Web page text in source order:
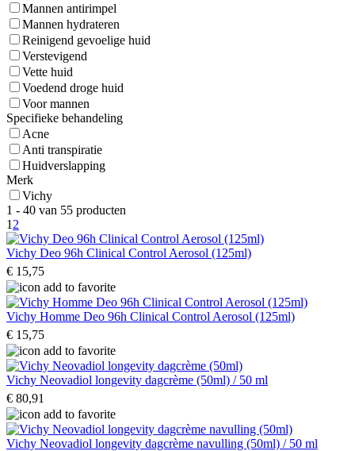
Mannen antirimpel
Mannen hydrateren
Reinigend gevoelige huid
Verstevigend
Vette huid
Voedend droge huid
Voor mannen
Specifieke behandeling
Acne
Anti transpiratie
Huidverslapping
Merk
Vichy
1 - 40 van 55 producten
1 2
Vichy Deo 96h Clinical Control Aerosol (125ml)
€ 15,75
Vichy Homme Deo 96h Clinical Control Aerosol (125ml)
€ 15,75
Vichy Neovadiol longevity dagcrème (50ml) / 50 ml
€ 80,91
Vichy Neovadiol longevity dagcrème navulling (50ml) / 50 ml